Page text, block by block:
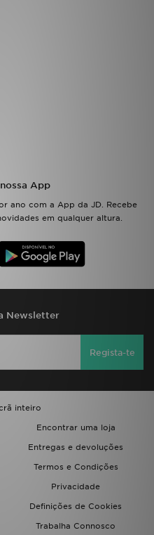
App
ano com a App da JD. Recebe
em qualquer altura.
Newsletter
Regista-te
inteiro
Encontrar uma loja
Entregas e devoluções
Termos e Condições
Privacidade
Definições de Cookies
Trabalha Connosco